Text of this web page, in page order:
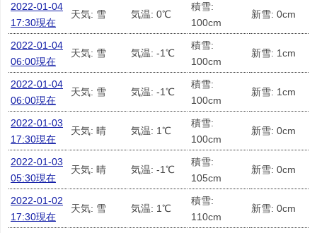
2022-01-04
17:30現在
天気: 雪 気温: 0℃
積雪:
100cm
新雪: 0cm
2022-01-04
06:00現在
天気: 雪 気温: -1℃
積雪:
100cm
新雪: 1cm
2022-01-04
06:00現在
天気: 雪 気温: -1℃
積雪:
100cm
新雪: 1cm
2022-01-03
17:30現在
天気: 晴 気温: 1℃
積雪:
100cm
新雪: 0cm
2022-01-03
05:30現在
天気: 晴 気温: -1℃
積雪:
105cm
新雪: 0cm
2022-01-02
17:30現在
天気: 雪 気温: 1℃
積雪:
110cm
新雪: 0cm